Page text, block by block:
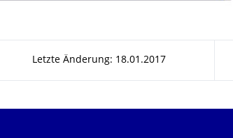
Letzte Änderung: 18.01.2017